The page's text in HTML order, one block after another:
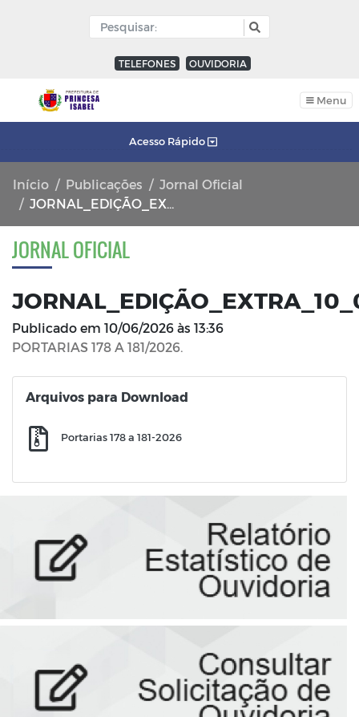
TELEFONES OUVIDORIA
Menu
Acesso Rápido
Início Publicações
Jornal Oficial
JORNAL_EDIÇÃO_EXTRA_10_06_2026_FL_01
JORNAL OFICIAL
Publicado em 10/06/2026 às 13:36
PORTARIAS 178 A 181/2026.
Arquivos para Download
Portarias 178 a 181-2026